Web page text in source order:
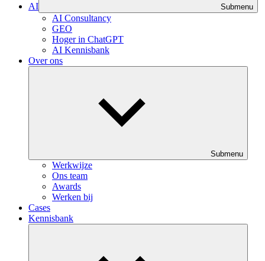
AI Submenu
AI Consultancy
GEO
Hoger in ChatGPT
AI Kennisbank
Over ons
Submenu
Werkwijze
Ons team
Awards
Werken bij
Cases
Kennisbank